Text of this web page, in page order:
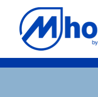
Skip to main content